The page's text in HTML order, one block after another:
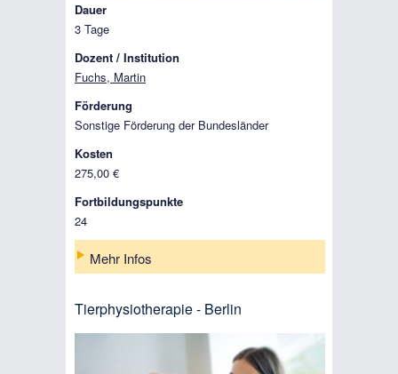
Dauer
3 Tage
Dozent / Institution
Fuchs, Martin
Förderung
Sonstige Förderung der Bundesländer
Kosten
275,00 €
Fortbildungspunkte
24
Mehr Infos
Tierphysiotherapie - Berlin